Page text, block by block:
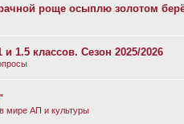
роще осыплю золотом
1.5 классов. Сезон 2025/2026
мире АП и культуры